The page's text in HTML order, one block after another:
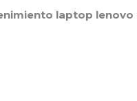
laptop lenovo